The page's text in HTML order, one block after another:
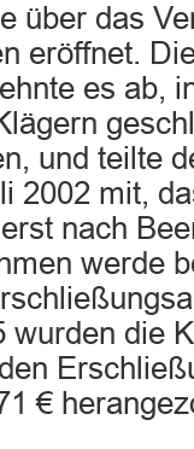
über das
eröffnet.
es ab,
und teilte
2002 mit,
nach
werde
wurden die
€